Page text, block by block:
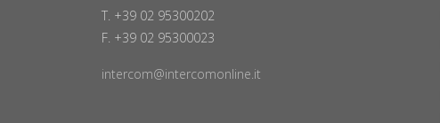
T. +39 02 95300202
F. +39 02 95300023
intercom@intercomonline.it